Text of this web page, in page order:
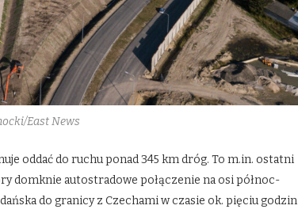
East News
oddać do ruchu ponad 345 km dróg. To m.in. ostatni
domknie autostradowe połączenie na osi północ-
do granicy z Czechami w czasie ok. pięciu godzin